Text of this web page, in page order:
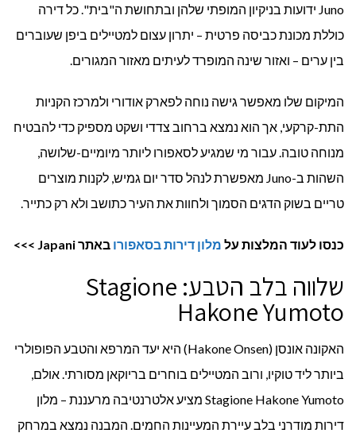
Juno ידועות בניקיון המופתי שלהן ובתחושת ה"בית". כל דירה
כוללת מכונת כביסה פרטית – יתרון עצום למטיילים ביפן שעוברים
בין ערים – ואזור שינה המופרד לעיתים מאזור המגורים.
המיקום שלו מאפשר גישה נוחה לפארק אודורי ולמרכז הקניות
התת-קרקעי, אך הוא נמצא ברחוב צדדי ושקט מספיק כדי להבטיח
מנוחה טובה. עבור מי שמגיע לסאפורו ליותר מיומיים-שלושה,
השהות ב-Juno מאפשרת לנהל סדר יום גמיש, לקנות מוצרים
טריים בשוק הדגים הסמוך ולחוות את העיר כתושב ולא רק כתייר.
כנסו לעוד המלצות על מלון דירות בסאפורו באתרJapani
>>>
שלווה בלב הטבע: Stagione
Hakone Yumoto
האקונה אונסן (Hakone Onsen) היא יעד המרפא והטבע הפופולרי
ביותר ליד טוקיו, ורוב המטיילים בוחרים בריוקאן מסורתי. אולם,
Stagione Hakone Yumoto מציע אלטרנטיבה מרעננת – מלון
דירות מודרני בלב עיירת המעיינות החמים. המבנה נמצא במרחק